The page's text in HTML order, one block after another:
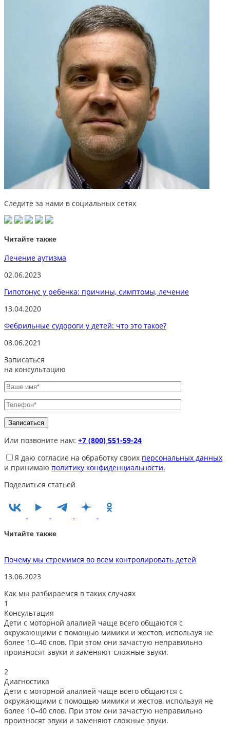
Следите за нами в социальных сетях
Читайте также
Лечение аутизма
02.06.2023
Гипотонус у ребенка: причины, симптомы, лечение
13.04.2020
Фебрильные судороги у детей: что это такое?
08.06.2021
Записаться
на консультацию
Или позвоните нам: +7 (800) 551-59-24
Я даю согласие на обработку своих персональных данных
и принимаю политику конфиденциальности.
Поделиться статьей
Читайте также
Почему мы стремимся во всем контролировать детей
13.06.2023
Как мы разбираемся в таких случаях
1
Консультация
Дети с моторной алалией чаще всего общаются с
окружающими с помощью мимики и жестов, используя не
более 10–40 слов. При этом они зачастую неправильно
произносят звуки и заменяют сложные звуки.
2
Диагностика
Дети с моторной алалией чаще всего общаются с
окружающими с помощью мимики и жестов, используя не
более 10–40 слов. При этом они зачастую неправильно
произносят звуки и заменяют сложные звуки.